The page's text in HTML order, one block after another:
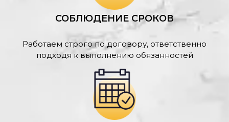
СОБЛЮДЕНИЕ СРОКОВ
Работаем строго по договору, ответственно
подходя к выполнению обязанностей